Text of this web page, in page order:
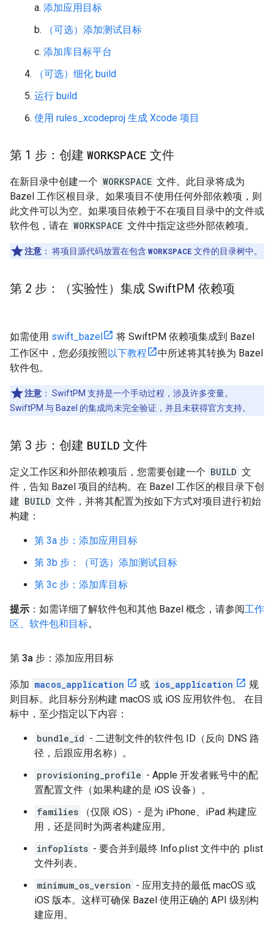
a. 添加应用目标
b.
（可选）添加测试目标
c. 添加库目标平台
（可选）细化 build
运行 build
使用 rules_xcodeproj 生成 Xcode 项目
第 1 步：创建 WORKSPACE 文件
在新目录中创建一个 WORKSPACE 文件。此目录将成为
Bazel 工作区根目录。如果项目不使用任何外部依赖项，则
此文件可以为空。如果项目依赖于不在项目目录中的文件或
软件包，请在 WORKSPACE 文件中指定这些外部依赖项。
注意 ： 将项目源代码放置在包含 WORKSPACE 文件的目录树中。
第 2 步：（实验性）集成 SwiftPM 依赖项
如需使用 swift_bazel
将 SwiftPM 依赖项集成到 Bazel
工作区中，您必须按照以下教程
中所述将其转换为 Bazel
软件包。
注意 ： SwiftPM 支持是一个手动过程，涉及许多变量。
SwiftPM 与 Bazel 的集成尚未完全验证，并且未获得官方支持。
第 3 步：创建 BUILD 文件
定义工作区和外部依赖项后，您需要创建一个 BUILD 文
件，告知 Bazel 项目的结构。在 Bazel 工作区的根目录下创
建 BUILD 文件，并将其配置为按如下方式对项目进行初始
构建：
第 3a 步：添加应用目标
第 3b 步：（可选）添加测试目标
第 3c 步：添加库目标
提示 ：如需详细了解软件包和其他 Bazel 概念，请参阅工作
区、软件包和目标。
第 3a 步：添加应用目标
添加 macos_application 或 ios_application
规
则目标。此目标分别构建 macOS 或 iOS 应用软件包。 在目
标中，至少指定以下内容：
bundle_id - 二进制文件的软件包 ID（反向 DNS 路
径，后跟应用名称）。
provisioning_profile - Apple 开发者账号中的配
置配置文件（如果构建的是 iOS 设备）。
families
（仅限 iOS）- 是为 iPhone、iPad 构建应
用，还是同时为两者构建应用。
infoplists - 要合并到最终 Info.plist 文件中的 .plist
文件列表。
minimum_os_version - 应用支持的最低 macOS 或
iOS 版本。这样可确保 Bazel 使用正确的 API 级别构
建应用。